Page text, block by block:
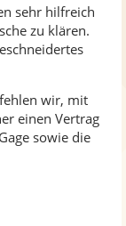
sehr hilfreich
zu klären.
wir, mit
einen Vertrag
sowie die